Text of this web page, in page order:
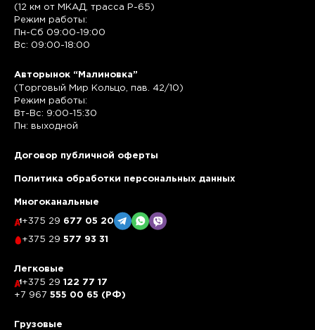
(12 км от МКАД, трасса P-65)
Режим работы:
Пн-Сб 09:00-19:00
Вс: 09:00-18:00
Авторынок “Малиновка”
(Торговый Мир Кольцо, пав. 42/10)
Режим работы:
Вт-Вс: 9:00-15:30
Пн: выходной
Договор публичной оферты
Политика обработки персональных данных
Многоканальные
+375 29 677 05 20
+375 29 577 93 31
Легковые
+375 29 122 77 17
+7 967 555 00 65 (РФ)
Грузовые